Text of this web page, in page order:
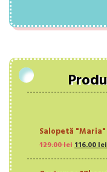
Salopetă
129.00lei Prețul
116.00lei